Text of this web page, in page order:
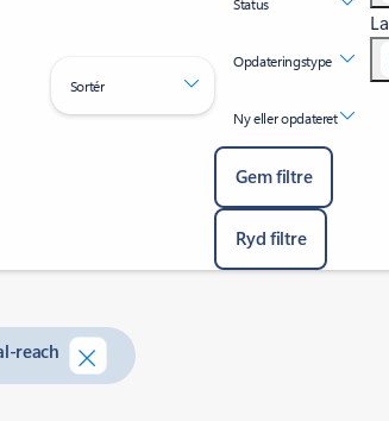
Sortér
Opdateringstype
Ny eller opdateret
Gem filtre
Ryd filtre
reach